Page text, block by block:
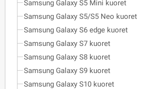
Samsung Galaxy S5 Mini kuoret
Samsung Galaxy S5/S5 Neo kuoret
Samsung Galaxy S6 edge kuoret
Samsung Galaxy S7 kuoret
Samsung Galaxy S8 kuoret
Samsung Galaxy S9 kuoret
Samsung Galaxy S10 kuoret